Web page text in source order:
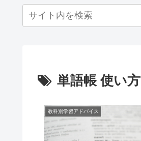
単語帳 使い方
教科別学習アドバイス